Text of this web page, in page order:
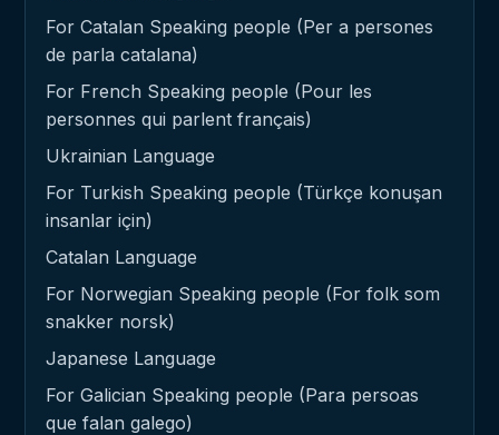
For Catalan Speaking people (Per a persones
de parla catalana)
For French Speaking people (Pour les
personnes qui parlent français)
Ukrainian Language
For Turkish Speaking people (Türkçe konuşan
insanlar için)
Catalan Language
For Norwegian Speaking people (For folk som
snakker norsk)
Japanese Language
For Galician Speaking people (Para persoas
que falan galego)